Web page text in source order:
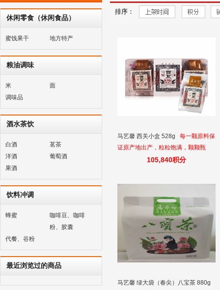
休闲零食（休闲食品）
蜜饯果干 地方特产
粮油调味
米
面
调味品
酒水茶饮
白酒
茗茶
洋酒
葡萄酒
果酒
饮料冲调
蜂蜜
咖啡豆、咖啡
粉、胶囊
代餐、谷粉
最近浏览过的商品
排序：
马艺馨 西关小盒 528g
每一颗原料保
证原产地出产，粒粒饱满，颗颗甄
选。每一味原料都蕴含着艺馨人制茶
105,840积分
马艺馨 绿大袋（春尖）八宝茶 880g